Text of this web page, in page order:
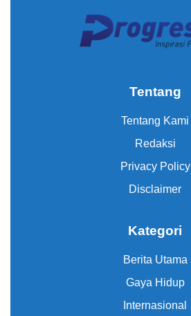
Tentang
Tentang Kami
Redaksi
Privacy Policy
Disclaimer
Kategori
Berita Utama
Gaya Hidup
Internasional